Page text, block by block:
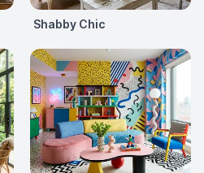
Shabby Chic